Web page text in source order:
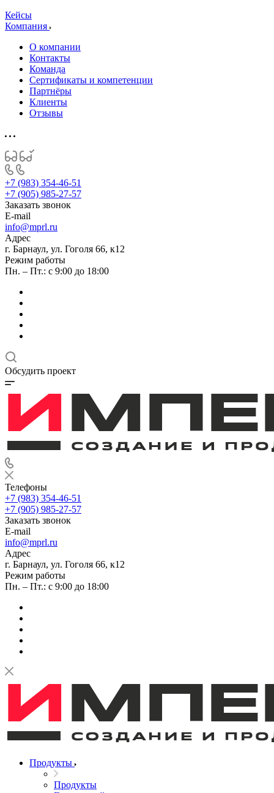
Кейсы
Компания
О компании
Контакты
Команда
Сертификаты и компетенции
Партнёры
Клиенты
Отзывы
+7 (983) 354-46-51
+7 (905) 985-27-57
Заказать звонок
E-mail
info@mprl.ru
Адрес
г. Барнаул, ул. Гоголя 66, к12
Режим работы
Пн. – Пт.: с 9:00 до 18:00
Обсудить проект
Телефоны
+7 (983) 354-46-51
+7 (905) 985-27-57
Заказать звонок
E-mail
info@mprl.ru
Адрес
г. Барнаул, ул. Гоголя 66, к12
Режим работы
Пн. – Пт.: с 9:00 до 18:00
Продукты
Продукты